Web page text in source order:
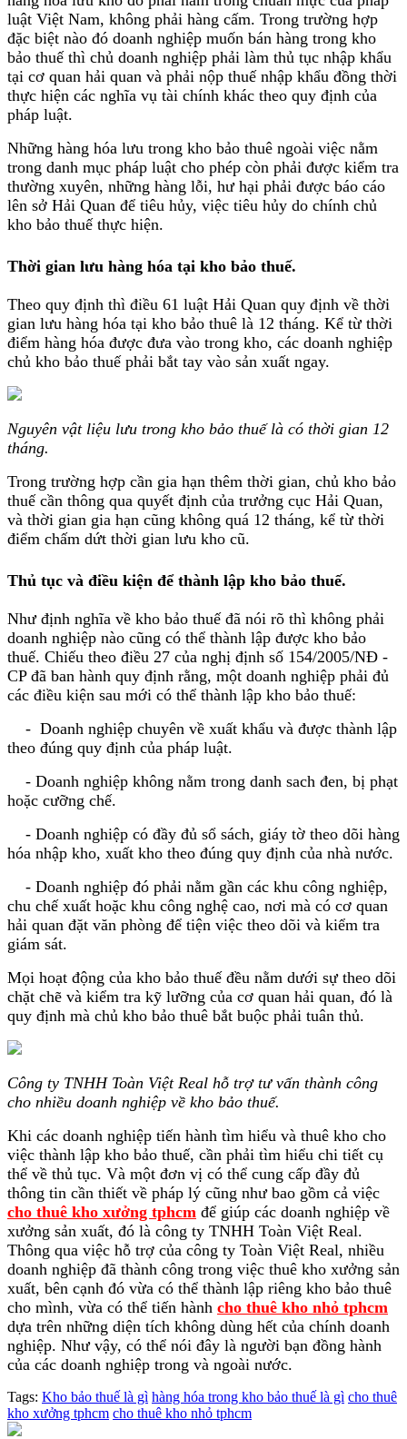
luật Việt Nam, không phải hàng cấm. Trong trường hợp
đặc biệt nào đó doanh nghiệp muốn bán hàng trong kho
bảo thuế thì chủ doanh nghiệp phải làm thủ tục nhập khẩu
tại cơ quan hải quan và phải nộp thuế nhập khẩu đồng thời
thực hiện các nghĩa vụ tài chính khác theo quy định của
pháp luật.
Những hàng hóa lưu trong kho bảo thuê ngoài việc nằm
trong danh mục pháp luật cho phép còn phải được kiểm tra
thường xuyên, những hàng lỗi, hư hại phải được báo cáo
lên sở Hải Quan để tiêu hủy, việc tiêu hủy do chính chủ
kho bảo thuế thực hiện.
Thời gian lưu hàng hóa tại kho bảo thuế.
Theo quy định thì điều 61 luật Hải Quan quy định về thời
gian lưu hàng hóa tại kho bảo thuê là 12 tháng. Kể từ thời
điểm hàng hóa được đưa vào trong kho, các doanh nghiệp
chủ kho bảo thuế phải bắt tay vào sản xuất ngay.
Nguyên vật liệu lưu trong kho bảo thuế là có thời gian 12
tháng.
Trong trường hợp cần gia hạn thêm thời gian, chủ kho bảo
thuế cần thông qua quyết định của trưởng cục Hải Quan,
và thời gian gia hạn cũng không quá 12 tháng, kể từ thời
điểm chấm dứt thời gian lưu kho cũ.
Thủ tục và điều kiện để thành lập kho bảo thuế.
Như định nghĩa về kho bảo thuế đã nói rõ thì không phải
doanh nghiệp nào cũng có thể thành lập được kho bảo
thuế. Chiếu theo điều 27 của nghị định số 154/2005/NĐ -
CP đã ban hành quy định rằng, một doanh nghiệp phải đủ
các điều kiện sau mới có thể thành lập kho bảo thuế:
- Doanh nghiệp chuyên về xuất khẩu và được thành lập
theo đúng quy định của pháp luật.
- Doanh nghiệp không nằm trong danh sach đen, bị phạt
hoặc cưỡng chế.
- Doanh nghiệp có đầy đủ sổ sách, giáy tờ theo dõi hàng
hóa nhập kho, xuất kho theo đúng quy định của nhà nước.
- Doanh nghiệp đó phải nằm gần các khu công nghiệp,
chu chế xuất hoặc khu công nghệ cao, nơi mà có cơ quan
hải quan đặt văn phòng để tiện việc theo dõi và kiểm tra
giám sát.
Mọi hoạt động của kho bảo thuế đều nằm dưới sự theo dõi
chặt chẽ và kiểm tra kỹ lưỡng của cơ quan hải quan, đó là
quy định mà chủ kho bảo thuê bắt buộc phải tuân thủ.
Công ty TNHH Toàn Việt Real hỗ trợ tư vấn thành công
cho nhiều doanh nghiệp về kho bảo thuế.
Khi các doanh nghiệp tiến hành tìm hiểu và thuê kho cho
việc thành lập kho bảo thuế, cần phải tìm hiểu chi tiết cụ
thể về thủ tục. Và một đơn vị có thể cung cấp đầy đủ
thông tin cần thiết về pháp lý cũng như bao gồm cả việc
cho thuê kho xưởng tphcm để giúp các doanh nghiệp về
xưởng sản xuất, đó là công ty TNHH Toàn Việt Real.
Thông qua việc hỗ trợ của công ty Toàn Việt Real, nhiều
doanh nghiệp đã thành công trong việc thuê kho xưởng sản
xuất, bên cạnh đó vừa có thể thành lập riêng kho bảo thuê
cho mình, vừa có thể tiến hành cho thuê kho nhỏ tphcm
dựa trên những diện tích không dùng hết của chính doanh
nghiệp. Như vậy, có thể nói đây là người bạn đồng hành
của các doanh nghiệp trong và ngoài nước.
Tags: Kho bảo thuế là gì hàng hóa trong kho bảo thuế là gì cho thuê
kho xưởng tphcm cho thuê kho nhỏ tphcm